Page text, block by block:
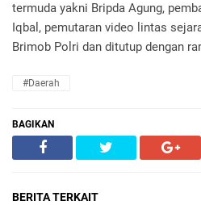
termuda yakni Bripda Agung,
Iqbal, pemutaran video lintas
Brimob Polri dan ditutup dengan
#Daerah
BAGIKAN
BERITA TERKAIT